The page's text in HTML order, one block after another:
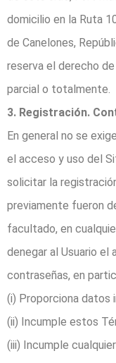
domicilio en la Ruta
de Canelones,
reserva el derecho
parcial o totalmente.
3. Registración.
En general no se
el acceso y uso del
solicitar la
previamente fueron
facultado, en
denegar al Usuario el
contraseñas, en
(i) Proporciona datos
(ii) Incumple estos
(iii) Incumple